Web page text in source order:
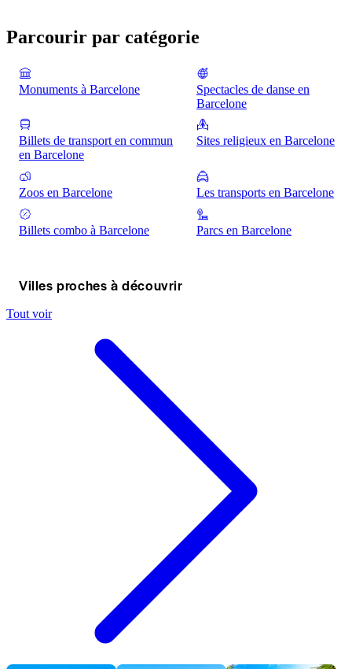
Parcourir par catégorie
Monuments à Barcelone
Spectacles de danse en
Barcelone
Billets de transport en commun
en Barcelone
Sites religieux en Barcelone
Zoos en Barcelone Les transports en Barcelone
Billets combo à Barcelone Parcs en Barcelone
Villes proches à découvrir
Tout voir